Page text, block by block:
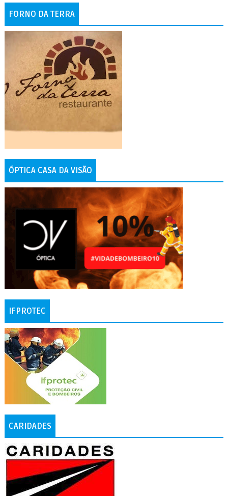
FORNO DA TERRA
ÓPTICA CASA DA VISÃO
IFPROTEC
CARIDADES